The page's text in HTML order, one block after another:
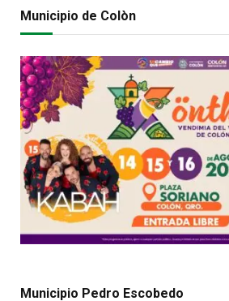
Municipio de Colòn
Municipio Pedro Escobedo